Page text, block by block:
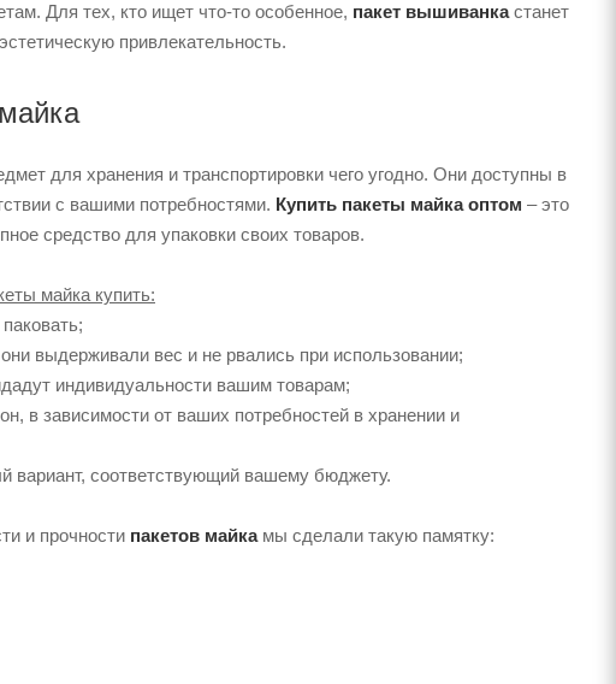
Для тех, кто ищет что-то особенное, пакет вышиванкастанет
привлекательность.
для хранения и транспортировки чего угодно. Они доступны в
с вашими потребностями. Купить пакеты майка оптом – это
средство для упаковки своих товаров.
майка купить:
выдерживали вес и не рвались при использовании;
индивидуальности вашим товарам;
в зависимости от ваших потребностей в хранении и
вариант, соответствующий вашему бюджету.
и прочности пакетов майкамы сделали такую ​​памятку: